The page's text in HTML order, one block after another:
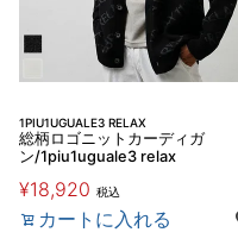
1PIU1UGUALE3 RELAX
総柄ロゴニットカーディガ
ン/1piu1uguale3 relax
¥18,920 税込
カートに入れる